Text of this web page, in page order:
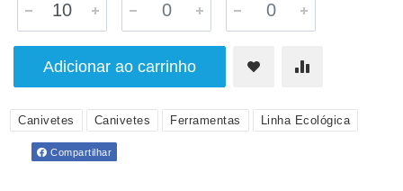
Adicionar ao carrinho
Canivetes Canivetes Ferramentas Linha Ecológica
Compartilhar